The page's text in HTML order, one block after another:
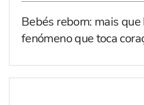
Bebés reborn: mais que
fenómeno que toca